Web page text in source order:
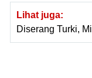
Lihat juga:
Diserang Turki,